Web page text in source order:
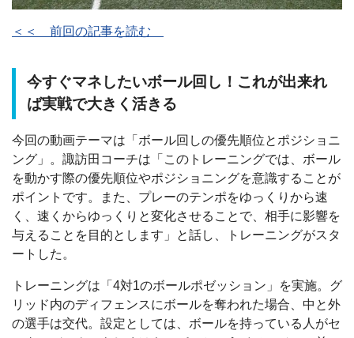
＜＜ 前回の記事を読む
今すぐマネしたいボール回し！これが出来れ
ば実戦で大きく活きる
今回の動画テーマは「ボール回しの優先順位とポジショニ
ング」。諏訪田コーチは「このトレーニングでは、ボール
を動かす際の優先順位やポジショニングを意識することが
ポイントです。また、プレーのテンポをゆっくりから速
く、速くからゆっくりと変化させることで、相手に影響を
与えることを目的とします」と話し、トレーニングがスタ
ートした。
トレーニングは「4対1のボールポゼッション」を実施。グ
リッド内のディフェンスにボールを奪われた場合、中と外
の選手は交代。設定としては、ボールを持っている人がセ